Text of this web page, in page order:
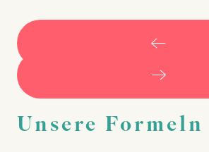
Unsere Formeln